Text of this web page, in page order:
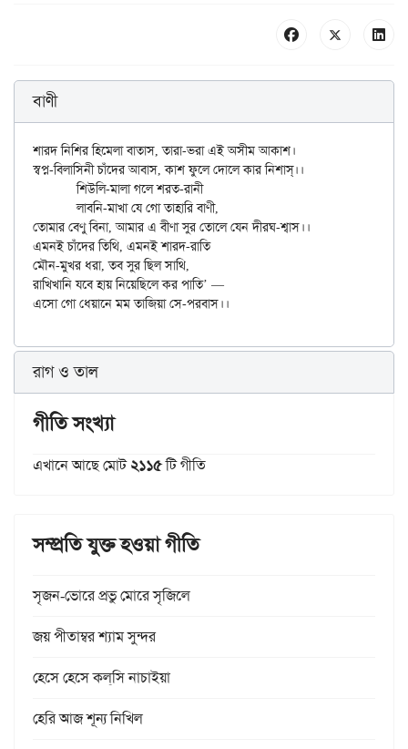
বাণী
শারদ নিশির হিমেলা বাতাস, তারা-ভরা এই অসীম আকাশ।
স্বপ্ন-বিলাসিনী চাঁদের আবাস, কাশ ফুলে দোলে কার নিশাস্।।
	শিউলি-মালা গলে শরত-রানী
	লাবনি-মাখা যে গো তাহারি বাণী,
তোমার বেণু বিনা, আমার এ বীণা সুর তোলে যেন দীরঘ-শ্বাস।।
এমনই চাঁদের তিথি, এমনই শারদ-রাতি
মৌন-মুখর ধরা, তব সুর ছিল সাথি,
রাখিখানি যবে হায় নিয়েছিলে কর পাতি’ —
রাগ ও তাল
গীতি সংখ্যা
এখানে আছে মোট২১১৫টি গীতি
সম্প্রতি যুক্ত হওয়া গীতি
সৃজন-ভোরে প্রভু মোরে সৃজিলে
জয় পীতাম্বর শ্যাম সুন্দর
হেসে হেসে কল্‌সি নাচাইয়া
হেরি আজ শূন্য নিখিল